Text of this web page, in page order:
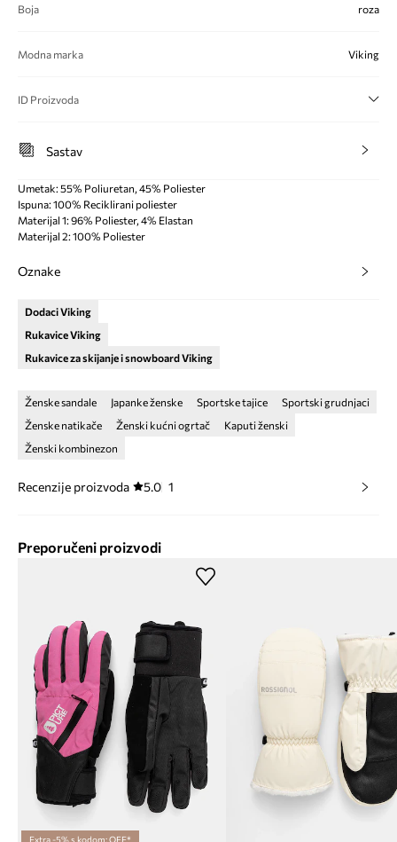
Boja roza
Modna marka Viking
ID Proizvoda
Sastav
Umetak: 55% Poliuretan, 45% Poliester
Ispuna: 100% Reciklirani poliester
Materijal 1: 96% Poliester, 4% Elastan
Materijal 2: 100% Poliester
Oznake
Dodaci Viking
Rukavice Viking
Rukavice za skijanje i snowboard Viking
Ženske sandale Japanke ženske Sportske tajice
Sportski grudnjaci
Ženske natikače
Ženski kućni ogrtač
Kaputi ženski
Ženski kombinezon
Recenzije proizvoda 5.0 1
Preporučeni proizvodi
Extra -5% s kodom: OFF*